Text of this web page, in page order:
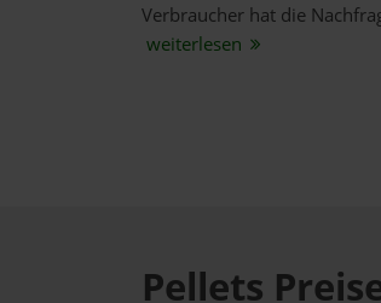
Verbraucher hat die
weiterlesen
Pellets